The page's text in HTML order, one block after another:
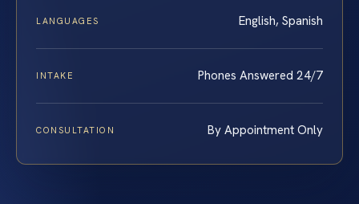
LANGUAGES English, Spanish
INTAKE Phones Answered 24/7
CONSULTATION By Appointment Only